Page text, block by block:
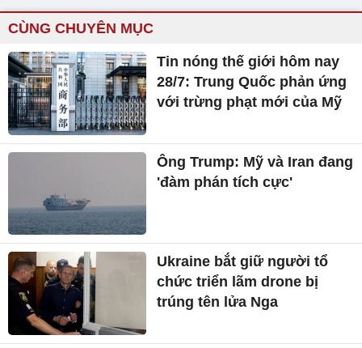
CÙNG CHUYÊN MỤC
Tin nóng thế giới hôm nay
28/7: Trung Quốc phản ứng
với trừng phạt mới của Mỹ
Ông Trump: Mỹ và Iran đang
'đàm phán tích cực'
Ukraine bắt giữ người tổ
chức triển lãm drone bị
trúng tên lửa Nga